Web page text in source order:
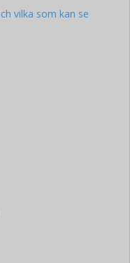
vilka som kan se